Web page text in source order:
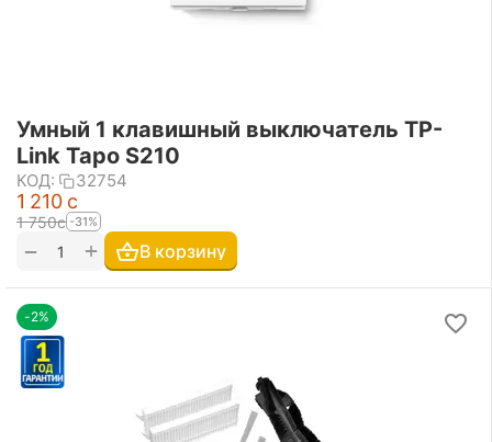
Умный 1 клавишный выключатель TP-
Link Tapo S210
КОД: 32754
1 210 с
1 750с -31%
+
− В корзину
-2%